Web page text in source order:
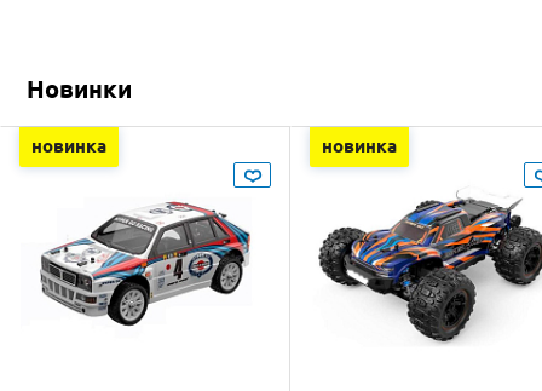
Новинки
новинка новинка